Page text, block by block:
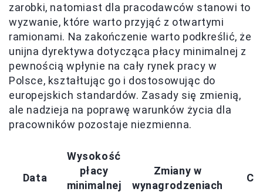
zarobki, natomiast dla pracodawców stanowi to
wyzwanie, które warto przyjąć z otwartymi
ramionami. Na zakończenie warto podkreślić, że
unijna dyrektywa dotycząca płacy minimalnej z
pewnością wpłynie na cały rynek pracy w
Polsce, kształtując go i dostosowując do
europejskich standardów. Zasady się zmienią,
ale nadzieja na poprawę warunków życia dla
pracowników pozostaje niezmienna.
Data
Wysokość
płacy
minimalnej
Zmiany w
wynagrodzeniach